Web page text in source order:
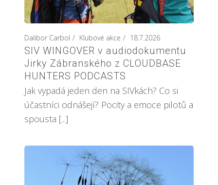
Dalibor Carbol Klubové akce 18.7.2026
SIV WINGOVER v audiodokumentu
Jirky Zábranského z CLOUDBASE
HUNTERS PODCASTS
Jak vypadá jeden den na SIVkách? Co si
účastníci odnášejí? Pocity a emoce pilotů a
spousta [...]